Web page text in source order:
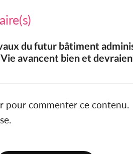
du futur bâtiment
avancent bien et
pour commenter ce contenu.